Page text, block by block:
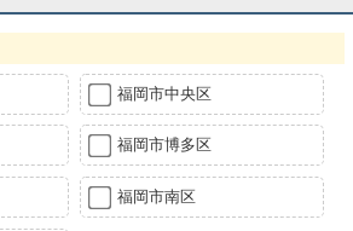
福岡市中央区
福岡市博多区
福岡市南区